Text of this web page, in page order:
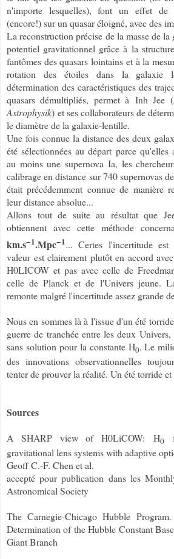
n'importe lesquelles), font un effet de
(encore!) sur un quasar éloigné, avec des
La reconstruction précise de la masse de
potentiel gravitationnel grâce à la
fantômes des quasars lointains et à la
rotation des étoiles dans la galaxie
détermination des caractéristiques des
quasars démultipliés, permet à Inh Jee (
Astrophysik) et ses collaborateurs de
le diamètre de la galaxie-lentille.
Une fois connue la distance des deux
été sélectionnées au départ parce qu'elles
au moins une supernova Ia, les
calibrage en distance sur 740 supernovas
était précédemment connue de manière
leur distance absolue...
Allons tout de suite au résultat que
obtiennent avec cette méthode
km.s−1.Mpc−1... Certes l'incertitude
valeur est clairement plutôt en accord
H0LICOW et pas avec celle de
celle de Planck et de l'Univers jeune.
remonte malgré l'incertitude assez grande
Nous en sommes là à l'issue d'un été
guerre de tranchée entre les deux
sans solution pour la constante H0. Le
des innovations observationnelles
tenter de prouver la réalité. Un été torride et
Sources
A SHARP view of H0LiCOW: H0
gravitational lens systems with adaptive
Geoff C.-F. Chen et al.
accepté pour publication dans les
Astronomical Society
The Carnegie-Chicago Hubble
Determination of the Hubble Constant
Giant Branch